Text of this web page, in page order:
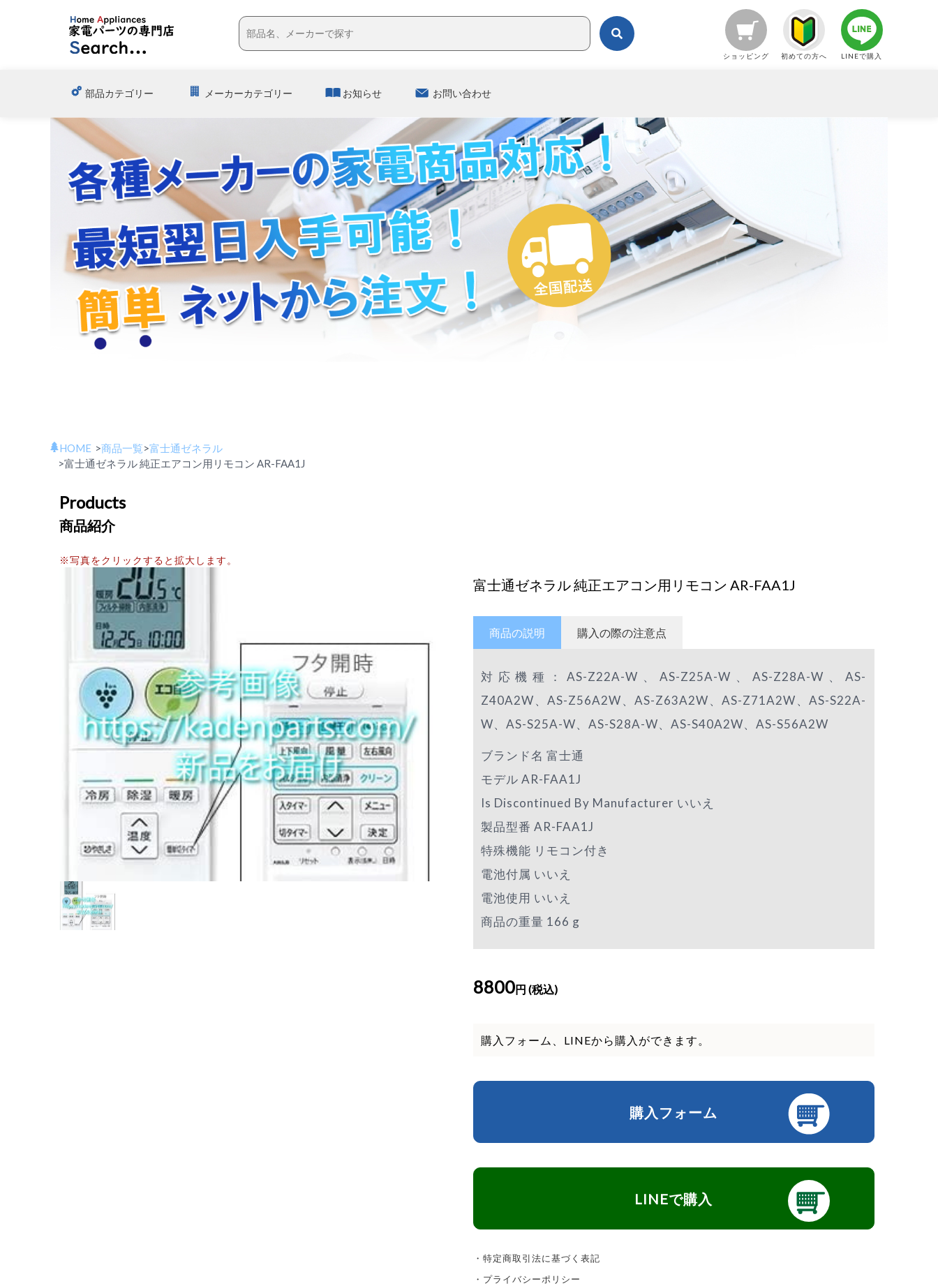
ショッピング 初めての方へ LINEで購入
部品カテゴリー メーカーカテゴリー お知らせ お問い合わせ
HOME >商品一覧>富士通ゼネラル
>富士通ゼネラル 純正エアコン用リモコン AR-FAA1J
Products
商品紹介
※写真をクリックすると拡大します。
富士通ゼネラル 純正エアコン用リモコン AR-FAA1J
商品の説明
対応機種：AS-Z22A-W、AS-Z25A-W、AS-Z28A-W、AS-
Z40A2W、AS-Z56A2W、AS-Z63A2W、AS-Z71A2W、AS-S22A-
W、AS-S25A-W、AS-S28A-W、AS-S40A2W、AS-S56A2W
ブランド名 富士通
モデル AR-FAA1J
Is Discontinued By Manufacturer いいえ
製品型番 AR-FAA1J
特殊機能 リモコン付き
電池付属 いいえ
電池使用 いいえ
商品の重量 166 g
購入の際の注意点
8800円 (税込)
購入フォーム、LINEから購入ができます。
購入フォーム
LINEで購入
・特定商取引法に基づく表記
・プライバシーポリシー